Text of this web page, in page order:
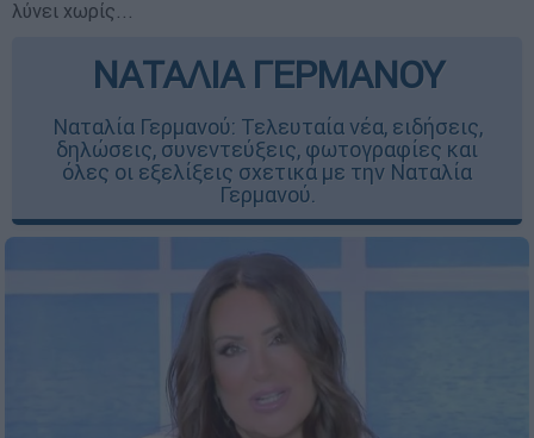
λύνει χωρίς...
ΝΑΤΑΛΙΑ ΓΕΡΜΑΝΟΥ
Ναταλία Γερμανού: Τελευταία νέα, ειδήσεις,
δηλώσεις, συνεντεύξεις, φωτογραφίες και
όλες οι εξελίξεις σχετικά με την Ναταλία
Γερμανού.